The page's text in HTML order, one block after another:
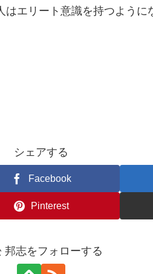
エリート意識を持つように
シェアする
Facebook
Pinterest
邦志をフォローする